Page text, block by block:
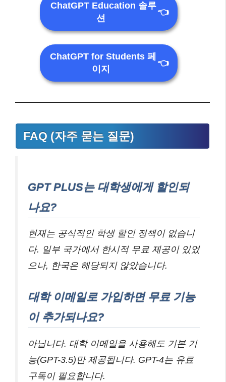
ChatGPT Education 솔루
션
👈
ChatGPT for Students 페
이지
👈
FAQ (자주 묻는 질문)
GPT PLUS는 대학생에게 할인되
나요?
현재는 공식적인 학생 할인 정책이 없습니
다. 일부 국가에서 한시적 무료 제공이 있었
으나, 한국은 해당되지 않았습니다.
대학 이메일로 가입하면 무료 기능
이 추가되나요?
아닙니다. 대학 이메일을 사용해도 기본 기
능(GPT-3.5)만 제공됩니다. GPT-4는 유료
구독이 필요합니다.